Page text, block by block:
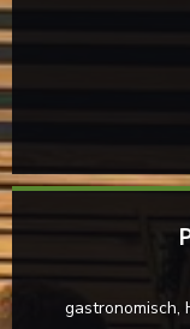
gastronomisch,